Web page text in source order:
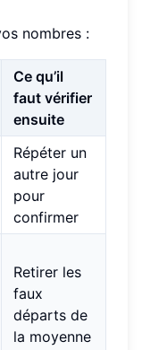
nombres :
Ce qu’il
faut vérifier
ensuite
Répéter un
autre jour
pour
confirmer
Retirer les
faux
départs de
la moyenne